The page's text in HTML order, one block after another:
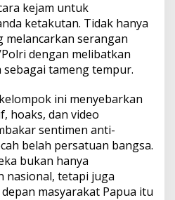
kejam untuk
ketakutan. Tidak hanya
melancarkan serangan
dengan melibatkan
sebagai tameng tempur.
ini menyebarkan
hoaks, dan video
sentimen anti-
belah persatuan bangsa.
bukan hanya
nasional, tetapi juga
masyarakat Papua itu